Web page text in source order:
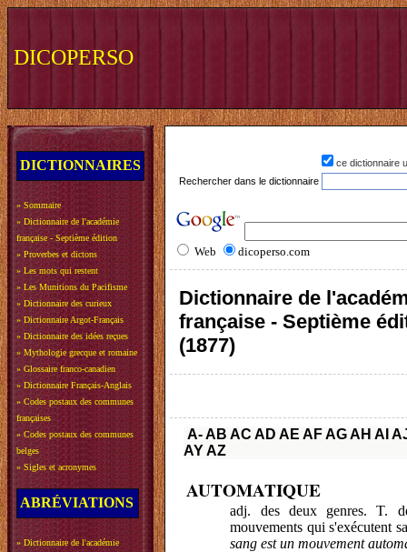
DICOPERSO
DICTIONNAIRES
» Sommaire
» Dictionnaire de l'académie
française - Septième édition
» Proverbes et dictons
» Les mots qui restent
» Les Munitions du Pacifisme
» Dictionnaire des curieux
» Dictionnaire Argot-Français
» Dictionnaire des idées reçues
» Mythologie grecque et romaine
» Glossaire franco-canadien
» Dictionnaire Français-Anglais
» Codes postaux des communes
françaises
» Codes postaux des communes
belges
» Sigles et acronymes
ABRÉVIATIONS
» Dictionnaire de l'académie
ce dictionnaire
Rechercher dans le dictionnaire
Web dicoperso.com
Dictionnaire de
française - Septième
(1877)
A-AB AC AD AE AFAGAH AI
AYAZ
AUTOMATIQUE
adj. des deux genres. T.
mouvements qui s'exécutent
sang est un mouvement